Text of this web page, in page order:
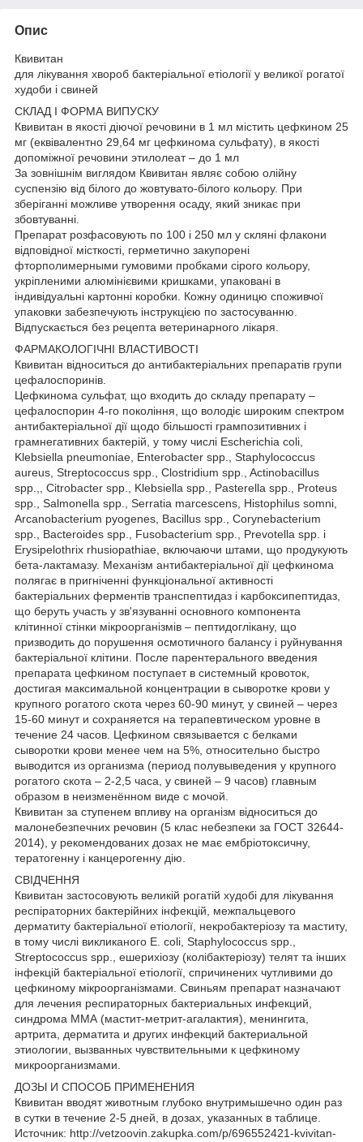
Опис
Квивитан
для лікування хвороб бактеріальної етіології у великої рогатої
худоби і свиней
СКЛАД І ФОРМА ВИПУСКУ
Квивитан в якості діючої речовини в 1 мл містить цефкином 25
мг (еквівалентно 29,64 мг цефкинома сульфату), в якості
допоміжної речовини этилолеат – до 1 мл
За зовнішнім виглядом Квивитан являє собою олійну
суспензію від білого до жовтувато-білого кольору. При
зберіганні можливе утворення осаду, який зникає при
збовтуванні.
Препарат розфасовують по 100 і 250 мл у скляні флакони
відповідної місткості, герметично закупорені
фторполимерными гумовими пробками сірого кольору,
укріпленими алюмінієвими кришками, упаковані в
індивідуальні картонні коробки. Кожну одиницю споживчої
упаковки забезпечують інструкцією по застосуванню.
Відпускається без рецепта ветеринарного лікаря.
ФАРМАКОЛОГІЧНІ ВЛАСТИВОСТІ
Квивитан відноситься до антибактеріальних препаратів групи
цефалоспоринів.
Цефкинома сульфат, що входить до складу препарату –
цефалоспорин 4-го покоління, що володіє широким спектром
антибактеріальної дії щодо більшості грампозитивних і
грамнегативних бактерій, у тому числі Escherichia coli,
Klebsiella pneumoniae, Enterobacter spp., Staphylococcus
aureus, Streptococcus spp., Clostridium spp., Actinobacillus
spp.,, Citrobacter spp., Klebsiella spp., Pasterella spp., Proteus
spp., Salmonella spp., Serratia marcescens, Histophilus somni,
Arcanobacterium pyogenes, Bacillus spp., Corynebacterium
spp., Bacteroides spp., Fusobacterium spp., Prevotella spp. і
Erysipelothrix rhusiopathiae, включаючи штами, що продукують
бета-лактамазу. Механізм антибактеріальної дії цефкинома
полягає в пригніченні функціональної активності
бактеріальних ферментів транспептидаз і карбоксипептидаз,
що беруть участь у зв'язуванні основного компонента
клітинної стінки мікроорганізмів – пептидоглікану, що
призводить до порушення осмотичного балансу і руйнування
бактеріальної клітини. После парентерального введения
препарата цефкином поступает в системный кровоток,
достигая максимальной концентрации в сыворотке крови у
крупного рогатого скота через 60-90 минут, у свиней – через
15-60 минут и сохраняется на терапевтическом уровне в
течение 24 часов. Цефкином связывается с белками
сыворотки крови менее чем на 5%, относительно быстро
выводится из организма (период полувыведения у крупного
рогатого скота – 2-2,5 часа, у свиней – 9 часов) главным
образом в неизменённом виде с мочой.
Квивитан за ступенем впливу на організм відноситься до
малонебезпечних речовин (5 клас небезпеки за ГОСТ 32644-
2014), у рекомендованих дозах не має ембріотоксичну,
тератогенну і канцерогенну дію.
СВІДЧЕННЯ
Квивитан застосовують великій рогатій худобі для лікування
респіраторних бактерійних інфекцій, межпальцевого
дерматиту бактеріальної етіології, некробактеріозу та маститу,
в тому числі викликаного E. coli, Staphylococcus spp.,
Streptococcus spp., ешерихіозу (колібактеріозу) телят та інших
інфекцій бактеріальної етіології, спричинених чутливими до
цефкиному мікроорганізмами. Свиньям препарат назначают
для лечения респираторных бактериальных инфекций,
синдрома ММА (мастит-метрит-агалактия), менингита,
артрита, дерматита и других инфекций бактериальной
этиологии, вызванных чувствительными к цефкиному
микроорганизмами.
ДОЗЫ И СПОСОБ ПРИМЕНЕНИЯ
Квивитан вводят животным глубоко внутримышечно один раз
в сутки в течение 2-5 дней, в дозах, указанных в таблице.
Источник: http://vetzoovin.zakupka.com/p/696552421-kvivitan-